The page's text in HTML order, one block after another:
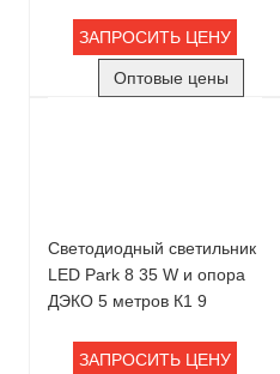
ЗАПРОСИТЬ ЦЕНУ
Оптовые цены
Светодиодный светильник
LED Park 8 35 W и опора
ДЭКО 5 метров К1 9
ЗАПРОСИТЬ ЦЕНУ